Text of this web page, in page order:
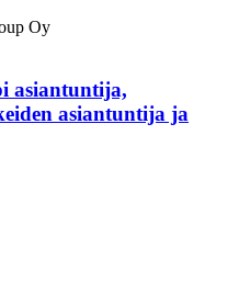
Oy
asiantuntija,
asiantuntija ja